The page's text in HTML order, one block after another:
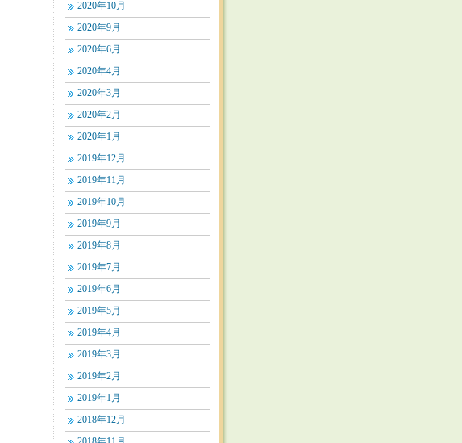
2020年10月
2020年9月
2020年6月
2020年4月
2020年3月
2020年2月
2020年1月
2019年12月
2019年11月
2019年10月
2019年9月
2019年8月
2019年7月
2019年6月
2019年5月
2019年4月
2019年3月
2019年2月
2019年1月
2018年12月